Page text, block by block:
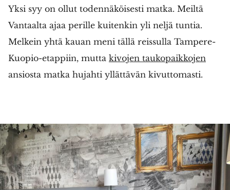
Yksi syy on ollut todennäköisesti matka. Meiltä
Vantaalta ajaa perille kuitenkin yli neljä tuntia.
Melkein yhtä kauan meni tällä reissulla Tampere-
Kuopio-etappiin, mutta kivojen taukopaikkojen
ansiosta matka hujahti yllättävän kivuttomasti.